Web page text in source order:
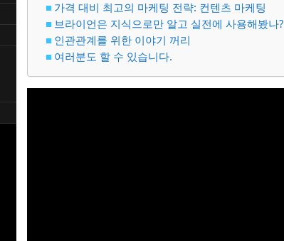
가격 대비 최고의 마케팅 전략: 컨텐츠 마케팅
브라이언은 지식으로만 알고 실전에 사용해봤나?
인관관계를 위한 이야기 꺼리
여러분도 할 수 있습니다.